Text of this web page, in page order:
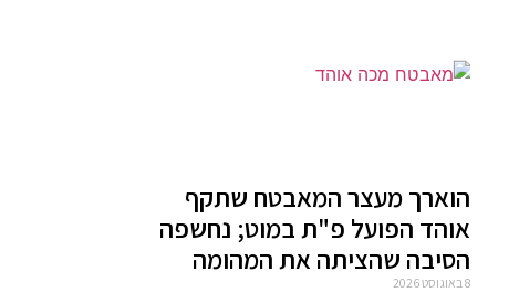
הוארך מעצר המאבטח שתקף
אוהד הפועל פ"ת במוט; נחשפה
הסיבה שהציתה את המהומה
8 באוגוסט 2026